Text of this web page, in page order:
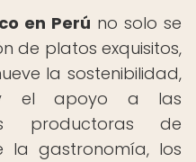
en Perú no solo se
de platos exquisitos,
la sostenibilidad,
el apoyo a las
productoras de
la gastronomía, los